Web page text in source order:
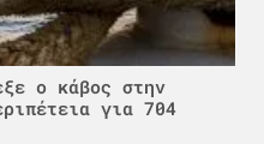
ο κάβος στην
για 704